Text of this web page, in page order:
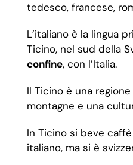
tedesco, francese,
L’italiano è la lingua
Ticino, nel sud della
confine, con l’Italia.
Il Ticino è una
montagne e una
In Ticino si beve
italiano, ma si è